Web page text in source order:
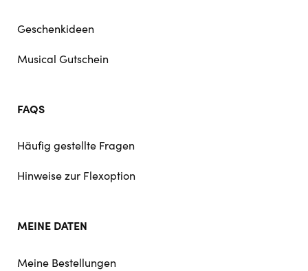
Geschenkideen
Musical Gutschein
FAQS
Häufig gestellte Fragen
Hinweise zur Flexoption
MEINE DATEN
Meine Bestellungen